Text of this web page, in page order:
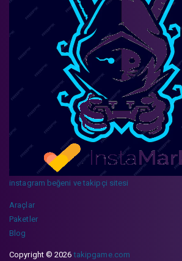
instagram beğeni ve takipçi sitesi
Araçlar
Paketler
Blog
Copyright © 2026takipgame.com